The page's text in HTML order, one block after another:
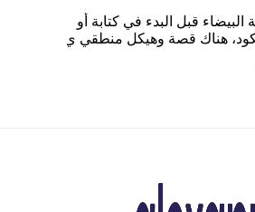
البيضاء قبل البدء في كتابة أو
هناك قصة وهيكل منطقي ي
لضمان نجاح العمل. القصة ق
الكود مجرد وسيلة لتحقيق م
بناء عشوائي للوظائف. الر